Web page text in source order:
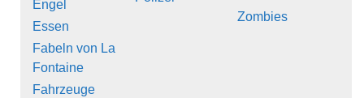
Engel
Essen
Fabeln von La
Fontaine
Fahrzeuge
Zombies